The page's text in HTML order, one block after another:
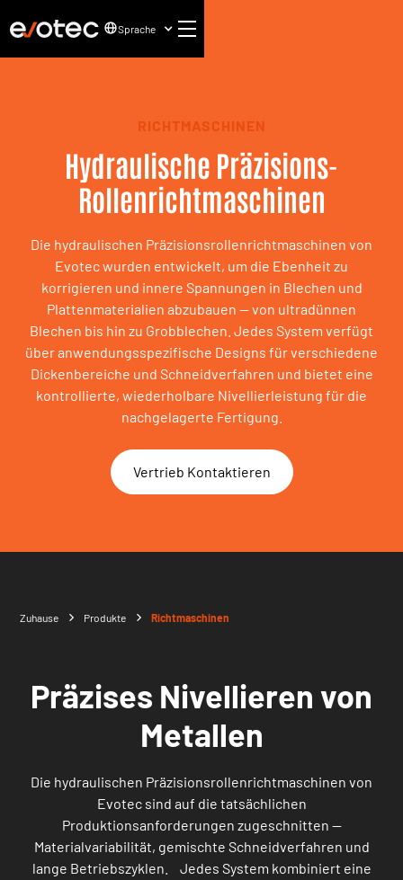
Sprache
RICHTMASCHINEN
Hydraulische Präzisions-
Rollenrichtmaschinen
Die hydraulischen Präzisionsrollenrichtmaschinen von
Evotec wurden entwickelt, um die Ebenheit zu
korrigieren und innere Spannungen in Blechen und
Plattenmaterialien abzubauen — von ultradünnen
Blechen bis hin zu Grobblechen. Jedes System verfügt
über anwendungsspezifische Designs für verschiedene
Dickenbereiche und Schneidverfahren und bietet eine
kontrollierte, wiederholbare Nivellierleistung für die
nachgelagerte Fertigung.
Vertrieb Kontaktieren
Zuhause Produkte Richtmaschinen
Präzises Nivellieren von
Metallen
Die hydraulischen Präzisionsrollenrichtmaschinen von
Evotec sind auf die tatsächlichen
Produktionsanforderungen zugeschnitten —
Materialvariabilität, gemischte Schneidverfahren und
lange Betriebszyklen. Jedes System kombiniert eine